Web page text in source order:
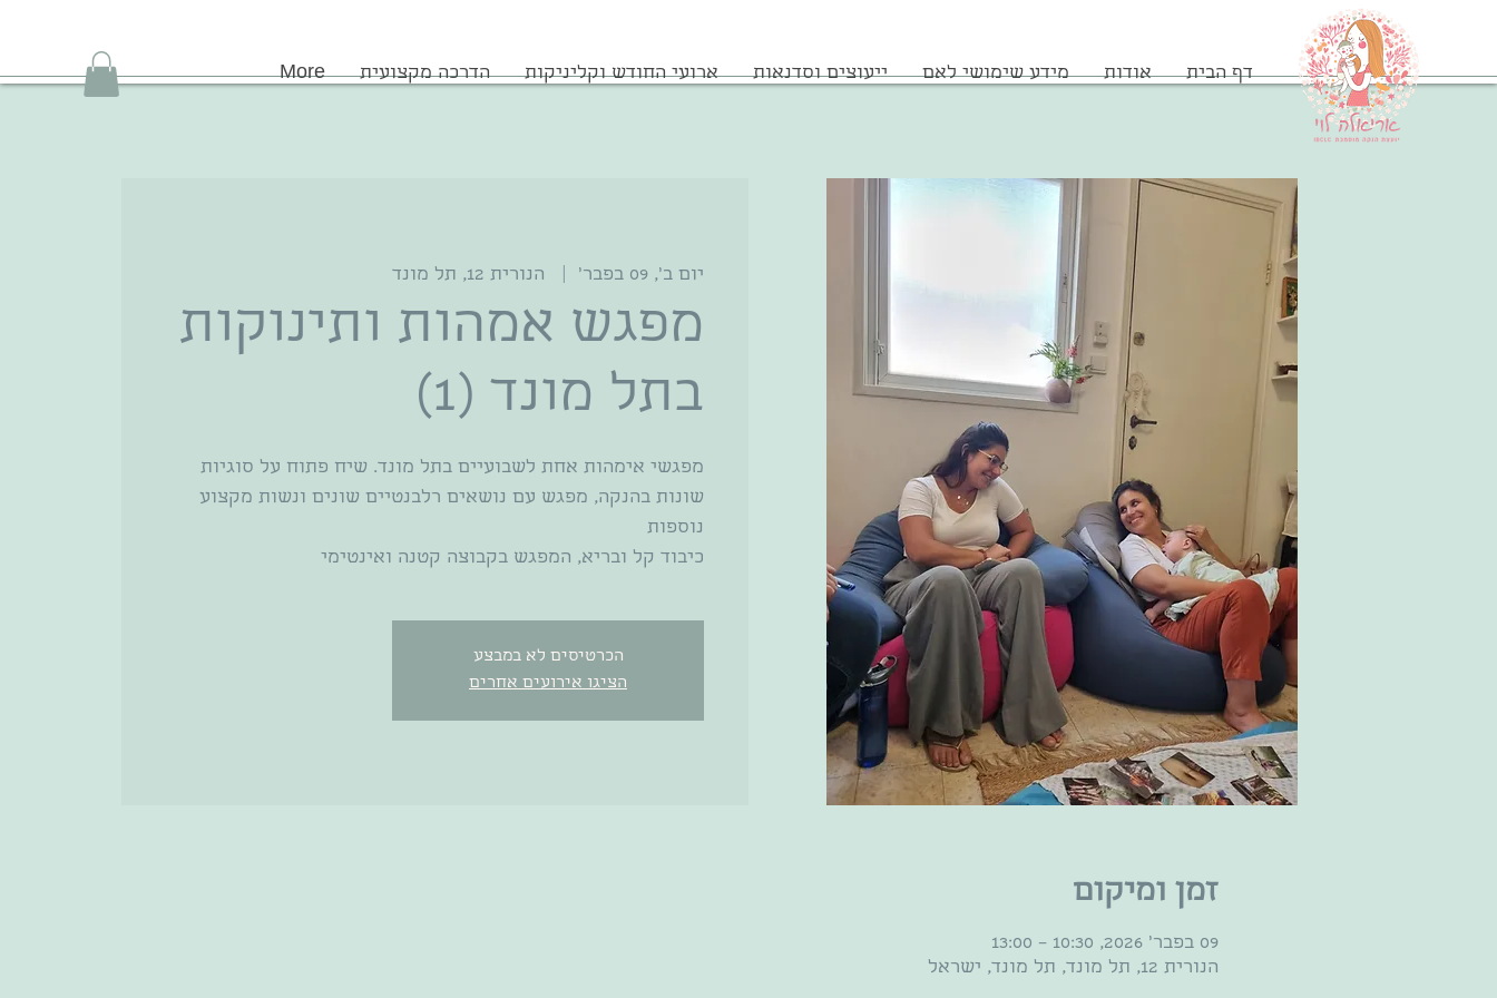
דף הבית אודות מידע שימושי לאם ייעוצים וסדנאות ארועי החודש וקליניקות הדרכה מקצועית More
יום ב׳, 09 בפבר׳ הנורית 12, תל מונד
מפגש אמהות ותינוקות
בתל מונד (1)
מפגשי אימהות אחת לשבועיים בתל מונד. שיח פתוח על סוגיות
שונות בהנקה, מפגש עם נושאים רלבנטיים שונים ונשות מקצוע
כיבוד קל ובריא, המפגש בקבוצה קטנה ואינטימי
הכרטיסים לא במבצע
הציגו אירועים אחרים
זמן ומיקום
09 בפבר׳ 2026, 10:30 – 13:00
הנורית 12, תל מונד, תל מונד, ישראל